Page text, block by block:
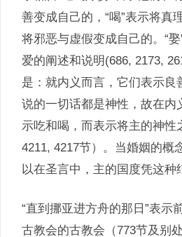
善变成自己的，“喝”表示将真
将邪恶与虚假变成自己的。“
爱的阐述和说明(686, 2173,
是：就内义而言，它们表示
说的一切话都是神性，故在
示吃和喝，而表示将主的神性
4211, 4217节）。当婚姻的概
以在圣言中，主的国度凭这
“直到挪亚进方舟的那日”表示
古教会的古教会（773节及别